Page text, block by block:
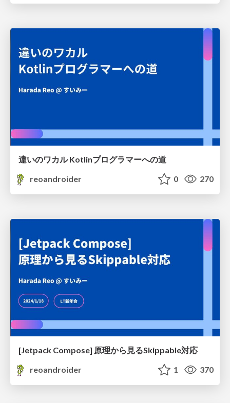
違いのワカル Kotlinプログラマーへの道
reoandroider
0 270
[Jetpack Compose] 原理から見るSkippable対応
reoandroider
1 370